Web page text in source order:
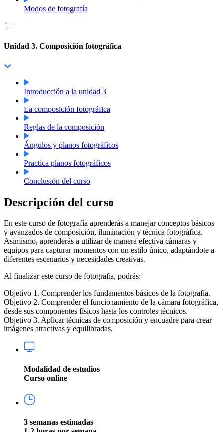
Modos de fotografía
Unidad 3. Composición fotográfica
Introducción a la unidad 3
La composición fotográfica
Reglas de la composición
Ángulos y planos fotográficos
Practica planos fotográficos
Conclusión del curso
Descripción del curso
En este curso de fotografía aprenderás a manejar conceptos básicos
y avanzados de composición, iluminación y técnica fotográfica.
Asimismo, aprenderás a utilizar de manera efectiva cámaras y
equipos para capturar momentos con un estilo único, adaptándote a
diferentes escenarios y necesidades creativas.
Al finalizar este curso de fotografía, podrás:
Objetivo 1. Comprender los fundamentos básicos de la fotografía.
Objetivo 2. Comprender el funcionamiento de la cámara fotográfica,
​​desde sus componentes físicos hasta los controles técnicos.
Objetivo 3. Aplicar técnicas de composición y encuadre para crear
imágenes atractivas y equilibradas.
Modalidad de estudios
Curso online
3 semanas estimadas